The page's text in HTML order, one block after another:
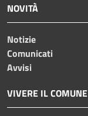
NOVITÀ
Notizie
Comunicati
Avvisi
VIVERE IL COMUNE